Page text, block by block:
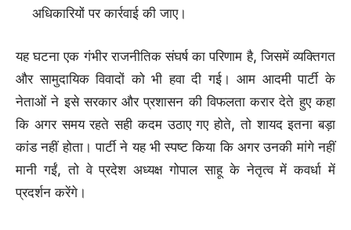
अधिकारियों पर कार्रवाई की जाए।
यह घटना एक गंभीर राजनीतिक संघर्ष का परिणाम है, जिसमें व्यक्तिगत
और सामुदायिक विवादों को भी हवा दी गई। आम आदमी पार्टी के
नेताओं ने इसे सरकार और प्रशासन की विफलता करार देते हुए कहा
कि अगर समय रहते सही कदम उठाए गए होते, तो शायद इतना बड़ा
कांड नहीं होता। पार्टी ने यह भी स्पष्ट किया कि अगर उनकी मांगे नहीं
मानी गईं, तो वे प्रदेश अध्यक्ष गोपाल साहू के नेतृत्व में कवर्धा में
प्रदर्शन करेंगे।